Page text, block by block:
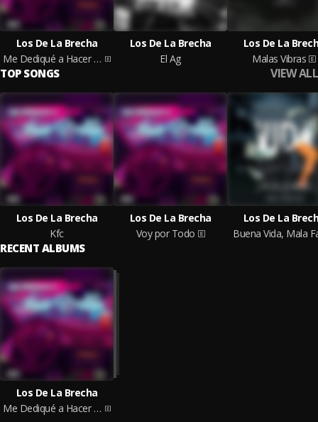
Los De La Brecha
Me Dediqué a Hacer Billetes
Los De La Brecha
El Ag
Los De La
Malas Vibras
TOP SONGS VIEW ALL
Los De La Brecha
Kfc
Los De La Brecha
Voy por Todo
Los De La
Buena Vida, Mala
RECENT ALBUMS
Los De La Brecha
Me Dediqué a Hacer Billetes